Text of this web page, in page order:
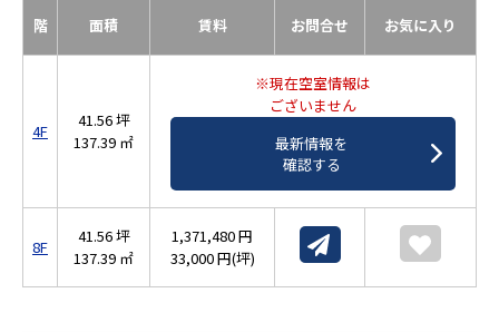
階 面積 賃料 お問合せ お気に入り
4F
41.56 坪
137.39 ㎡
※現在空室情報は
ございません
最新情報を
確認する
8F
41.56 坪
137.39 ㎡
1,371,480 円
33,000 円(坪)